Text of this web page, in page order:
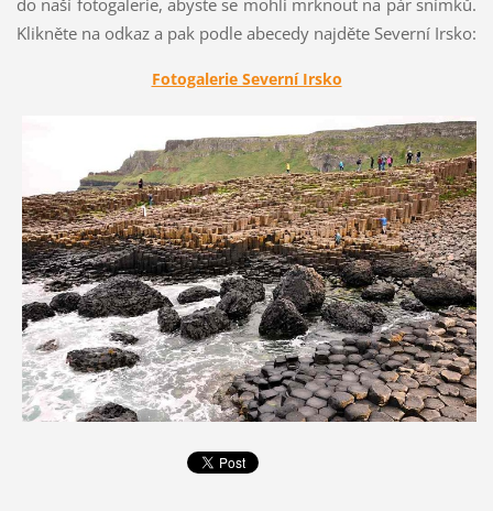
do naší fotogalerie, abyste se mohli mrknout na pár snímků.
Klikněte na odkaz a pak podle abecedy najděte Severní Irsko:
Fotogalerie Severní Irsko